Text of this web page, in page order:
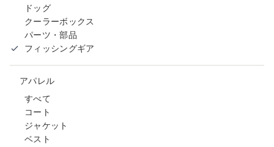
ドッグ
クーラーボックス
パーツ・部品
フィッシングギア
アパレル
すべて
コート
ジャケット
ベスト